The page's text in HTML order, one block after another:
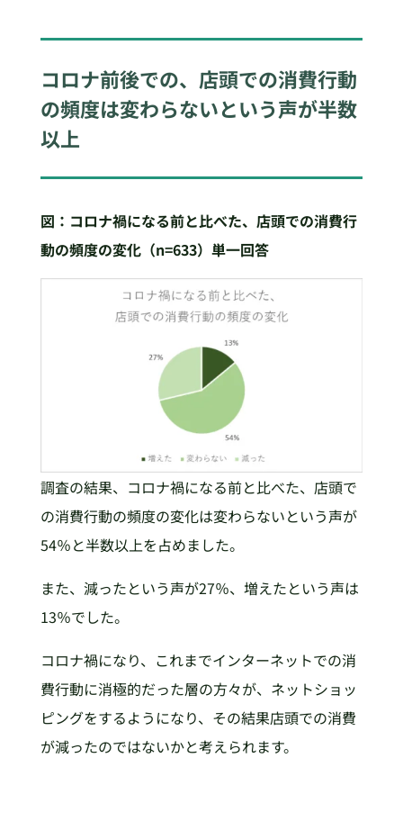
コロナ前後での、店頭での消費行動
の頻度は変わらないという声が半数
以上
図：コロナ禍になる前と比べた、店頭での消費行
動の頻度の変化（n=633）単一回答
調査の結果、コロナ禍になる前と比べた、店頭で
の消費行動の頻度の変化は変わらないという声が
54％と半数以上を占めました。
また、減ったという声が27％、増えたという声は
13％でした。
コロナ禍になり、これまでインターネットでの消
費行動に消極的だった層の方々が、ネットショッ
ピングをするようになり、その結果店頭での消費
が減ったのではないかと考えられます。